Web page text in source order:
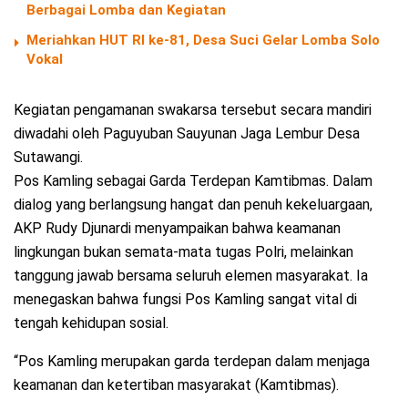
Berbagai Lomba dan Kegiatan
Meriahkan HUT RI ke-81, Desa Suci Gelar Lomba Solo
Vokal
Kegiatan pengamanan swakarsa tersebut secara mandiri
diwadahi oleh Paguyuban Sauyunan Jaga Lembur Desa
Sutawangi.
​Pos Kamling sebagai Garda Terdepan Kamtibmas. Dalam
dialog yang berlangsung hangat dan penuh kekeluargaan,
AKP Rudy Djunardi menyampaikan bahwa keamanan
lingkungan bukan semata-mata tugas Polri, melainkan
tanggung jawab bersama seluruh elemen masyarakat. Ia
menegaskan bahwa fungsi Pos Kamling sangat vital di
tengah kehidupan sosial.
“Pos Kamling merupakan garda terdepan dalam menjaga
keamanan dan ketertiban masyarakat (Kamtibmas).